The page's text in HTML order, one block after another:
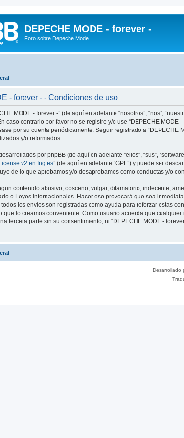
DEPECHE MODE - forever -
Foro sobre Depeche Mode
- forever - - Condiciones de uso
MODE - forever -” (de aquí en adelante “nosotros”, “nos”,
caso contrario por favor no se registre y/o use “DEPECHE
por su cuenta periódicamente. Seguir registrado a
y/o reformados.
por phpBB (de aquí en adelante “ellos”, “sus”,
v2 en Ingles” (de aquí en adelante “GPL”) y puede ser
de lo que aprobamos y/o desaprobamos como conductas y/o
contenido abusivo, obsceno, vulgar, difamatorio, indecente,
o Leyes Internacionales. Hacer eso provocará que sea
los envíos son registradas como ayuda para reforzar estas
que lo creamos conveniente. Como usuario acuerda que
tercera parte sin su consentimiento, ni “DEPECHE MODE -
Desarrollado